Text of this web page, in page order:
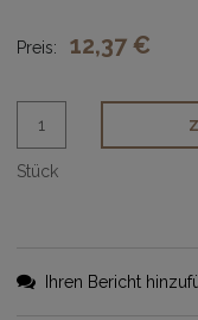
Preis: 12,37 €
Stück
Ihren Bericht